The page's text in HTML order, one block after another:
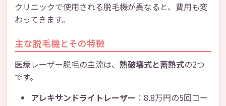
クリニックで使用される脱毛機が異なると、費用も変
わってきます。
主な脱毛機とその特徴
医療レーザー脱毛の主流は、 熱破壊式と蓄熱式の2つ
です。
アレキサンドライトレーザー ：8.8万円の5回コー